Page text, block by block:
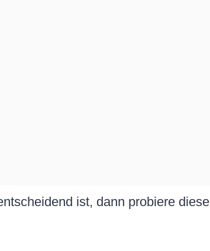
ist, dann probiere diese